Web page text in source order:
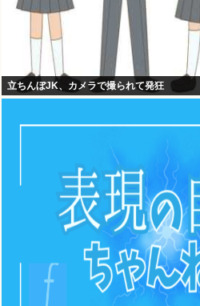
立ちんぼJK、カメラで撮られて発狂